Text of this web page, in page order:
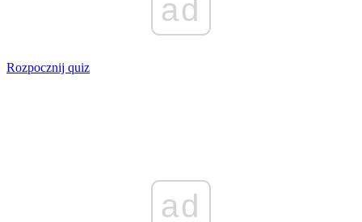
ad
Rozpocznij quiz
ad